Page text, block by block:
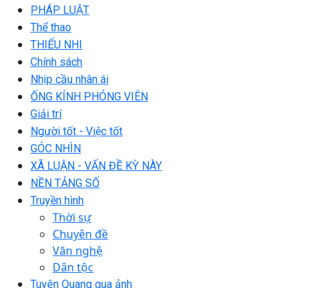
PHÁP LUẬT
Thể thao
THIẾU NHI
Chính sách
Nhịp cầu nhân ái
ỐNG KÍNH PHÓNG VIÊN
Giải trí
Người tốt - Việc tốt
GÓC NHÌN
XÃ LUẬN - VẤN ĐỀ KỲ NÀY
NỀN TẢNG SỐ
Truyền hình
Thời sự
Chuyên đề
Văn nghệ
Dân tộc
Tuyên Quang qua ảnh